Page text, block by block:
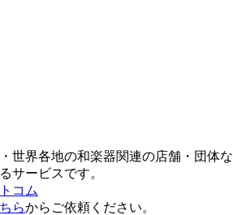
世界各地の和楽器関連の店舗・団体な
サービスです。
コム
らからご依頼ください。